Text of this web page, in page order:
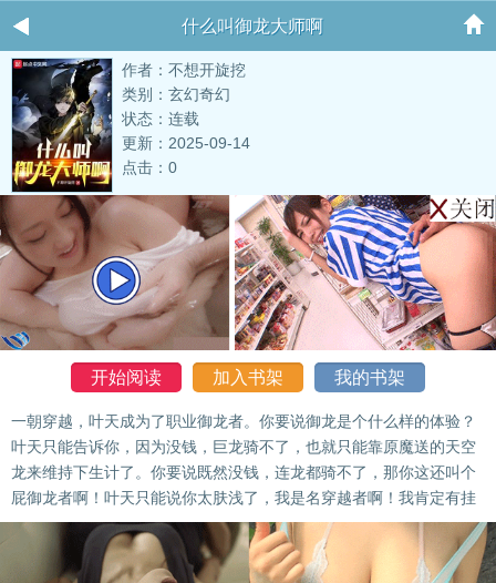
什么叫御龙大师啊
作者：不想开旋挖
类别：玄幻奇幻
状态：连载
更新：2025-09-14
点击：0
开始阅读 加入书架 我的书架
一朝穿越，叶天成为了职业御龙者。你要说御龙是个什么样的体验？
叶天只能告诉你，因为没钱，巨龙骑不了，也就只能靠原魔送的天空
龙来维持下生计了。你要说既然没钱，连龙都骑不了，那你这还叫个
屁御龙者啊！叶天只能说你太肤浅了，我是名穿越者啊！我肯定有挂